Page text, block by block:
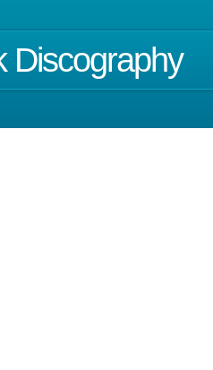
Discography